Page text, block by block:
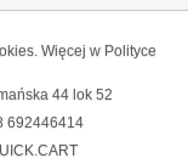
Więcej w Polityce
44 lok 52
692446414